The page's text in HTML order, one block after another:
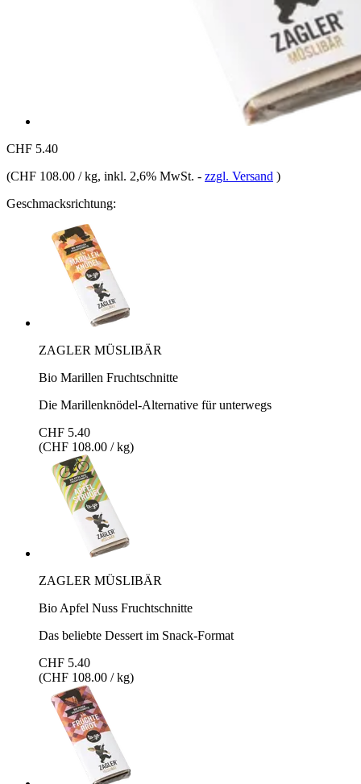
CHF 5.40
(CHF 108.00 / kg, inkl. 2,6% MwSt. - zzgl. Versand )
Geschmacksrichtung:
ZAGLER MÜSLIBÄR
Bio Marillen Fruchtschnitte
Die Marillenknödel-Alternative für unterwegs
CHF 5.40
(CHF 108.00 / kg)
ZAGLER MÜSLIBÄR
Bio Apfel Nuss Fruchtschnitte
Das beliebte Dessert im Snack-Format
CHF 5.40
(CHF 108.00 / kg)